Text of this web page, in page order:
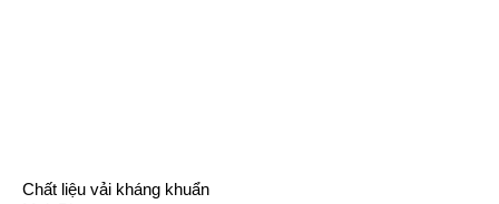
Chất liệu vải kháng khuẩn